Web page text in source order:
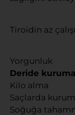
Tiroidin az
Yorgunluk
Deride kuruma
Kilo alma
Saçlarda
Soğuğa